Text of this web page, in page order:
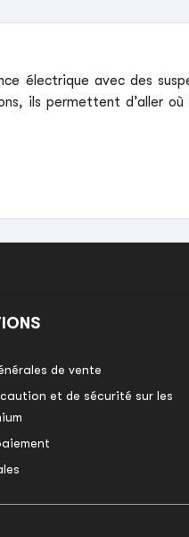
électrique avec des
ils permettent d’aller
de vente
et de sécurité sur les